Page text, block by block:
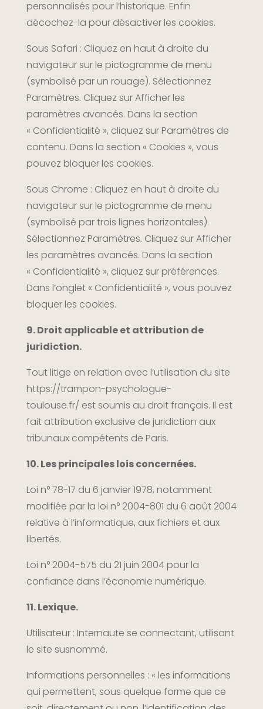
personnalisés pour l’historique. Enfin
décochez-la pour désactiver les cookies.
Sous Safari : Cliquez en haut à droite du
navigateur sur le pictogramme de menu
(symbolisé par un rouage). Sélectionnez
Paramètres. Cliquez sur Afficher les
paramètres avancés. Dans la section
« Confidentialité », cliquez sur Paramètres de
contenu. Dans la section « Cookies », vous
pouvez bloquer les cookies.
Sous Chrome : Cliquez en haut à droite du
navigateur sur le pictogramme de menu
(symbolisé par trois lignes horizontales).
Sélectionnez Paramètres. Cliquez sur Afficher
les paramètres avancés. Dans la section
« Confidentialité », cliquez sur préférences.
Dans l’onglet « Confidentialité », vous pouvez
bloquer les cookies.
9. Droit applicable et attribution de
juridiction.
Tout litige en relation avec l’utilisation du site
https://trampon-psychologue-
toulouse.fr/ est soumis au droit français. Il est
fait attribution exclusive de juridiction aux
tribunaux compétents de Paris.
10. Les principales lois concernées.
Loi n° 78-17 du 6 janvier 1978, notamment
modifiée par la loi n° 2004-801 du 6 août 2004
relative à l’informatique, aux fichiers et aux
libertés.
Loi n° 2004-575 du 21 juin 2004 pour la
confiance dans l’économie numérique.
11. Lexique.
Utilisateur : Internaute se connectant, utilisant
le site susnommé.
Informations personnelles : « les informations
qui permettent, sous quelque forme que ce